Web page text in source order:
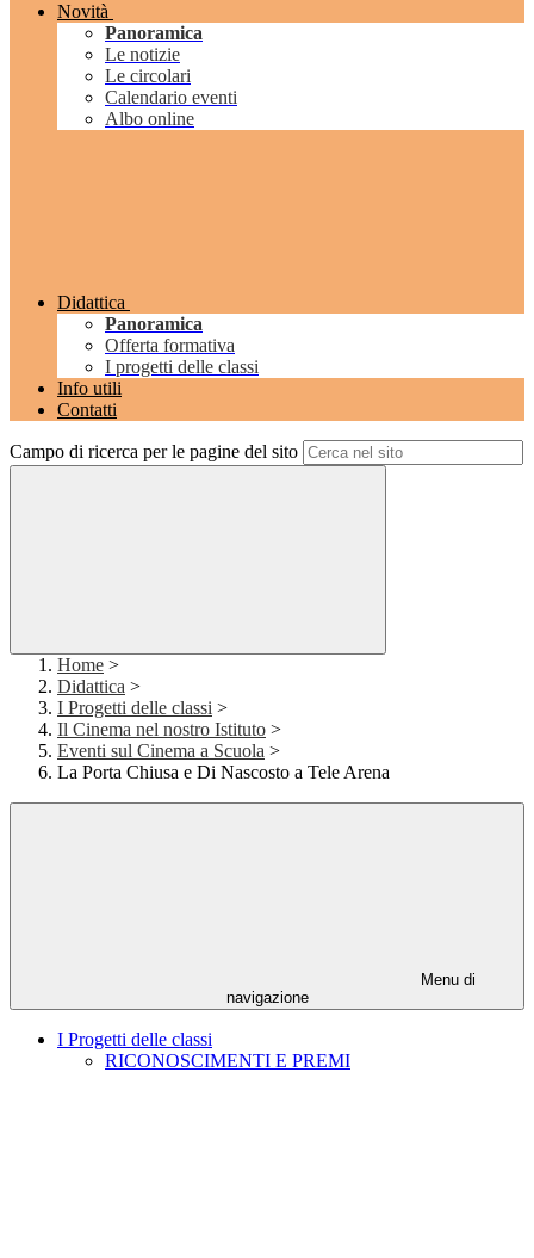
Novità
Panoramica
Le notizie
Le circolari
Calendario eventi
Albo online
Didattica
Panoramica
Offerta formativa
I progetti delle classi
Info utili
Contatti
Campo di ricerca per le pagine del sito
Home >
Didattica >
I Progetti delle classi >
Il Cinema nel nostro Istituto >
Eventi sul Cinema a Scuola >
La Porta Chiusa e Di Nascosto a Tele Arena
Menu di
navigazione
I Progetti delle classi
RICONOSCIMENTI E PREMI